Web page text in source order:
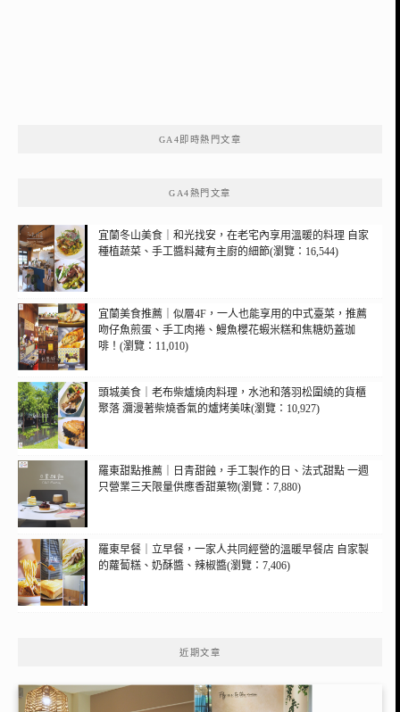
GA4即時熱門文章
GA4熱門文章
宜蘭冬山美食｜和光找安，在老宅內享用溫暖的料理 自家
種植蔬菜、手工醬料藏有主廚的細節(瀏覽：16,544)
宜蘭美食推薦｜似層4F，一人也能享用的中式臺菜，推薦
吻仔魚煎蛋、手工肉捲、鰻魚櫻花蝦米糕和焦糖奶蓋珈
啡！(瀏覽：11,010)
頭城美食｜老布柴爐燒肉料理，水池和落羽松圍繞的貨櫃
聚落 瀰漫著柴燒香氣的爐烤美味(瀏覽：10,927)
羅東甜點推薦｜日青甜蝕，手工製作的日、法式甜點 一週
只營業三天限量供應香甜菓物(瀏覽：7,880)
羅東早餐｜立早餐，一家人共同經營的溫暖早餐店 自家製
的蘿蔔糕、奶酥醬、辣椒醬(瀏覽：7,406)
近期文章